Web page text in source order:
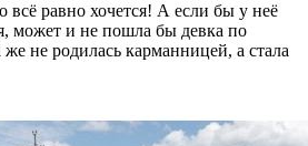
всё равно хочется! А если бы у неё
может и не пошла бы девка по
не родилась карманницей, а стала